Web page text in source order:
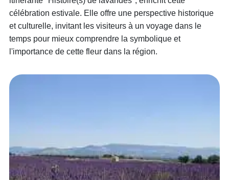
célébration estivale. Elle offre une perspective historique
et culturelle, invitant les visiteurs à un voyage dans le
temps pour mieux comprendre la symbolique et
l'importance de cette fleur dans la région.